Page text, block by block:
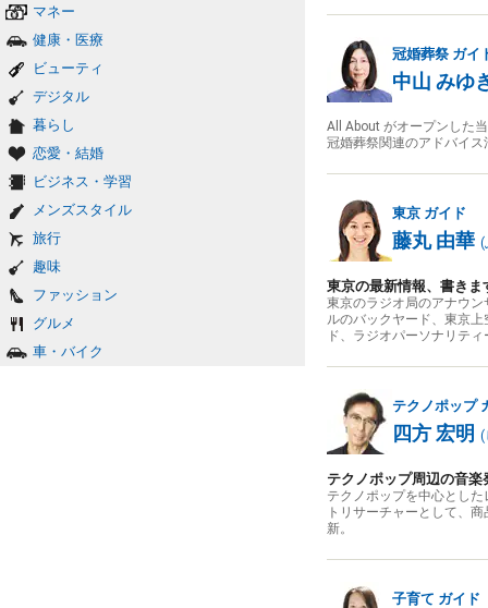
マネー
健康・医療
ビューティ
デジタル
暮らし
恋愛・結婚
ビジネス・学習
メンズスタイル
旅行
趣味
ファッション
グルメ
車・バイク
冠婚葬祭 ガイ
中山 みゆ
All About がオープンした
冠婚葬祭関連のアドバイ
東京 ガイド
藤丸 由華 (
東京の最新情報、書き
東京のラジオ局のアナウ
ルのバックヤード、東京
ド、ラジオパーソナリテ
テクノポップ
四方 宏明 (
テクノポップ周辺の音
テクノポップを中心とし
トリサーチャーとして、
新。
子育て ガイド